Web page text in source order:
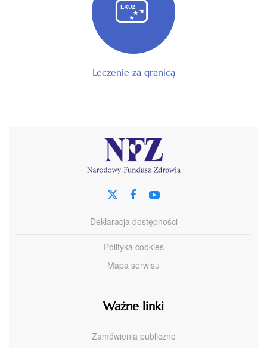
Leczenie za granicą
Deklaracja dostępności
Polityka cookies
Mapa serwisu
Ważne linki
Zamówienia publiczne